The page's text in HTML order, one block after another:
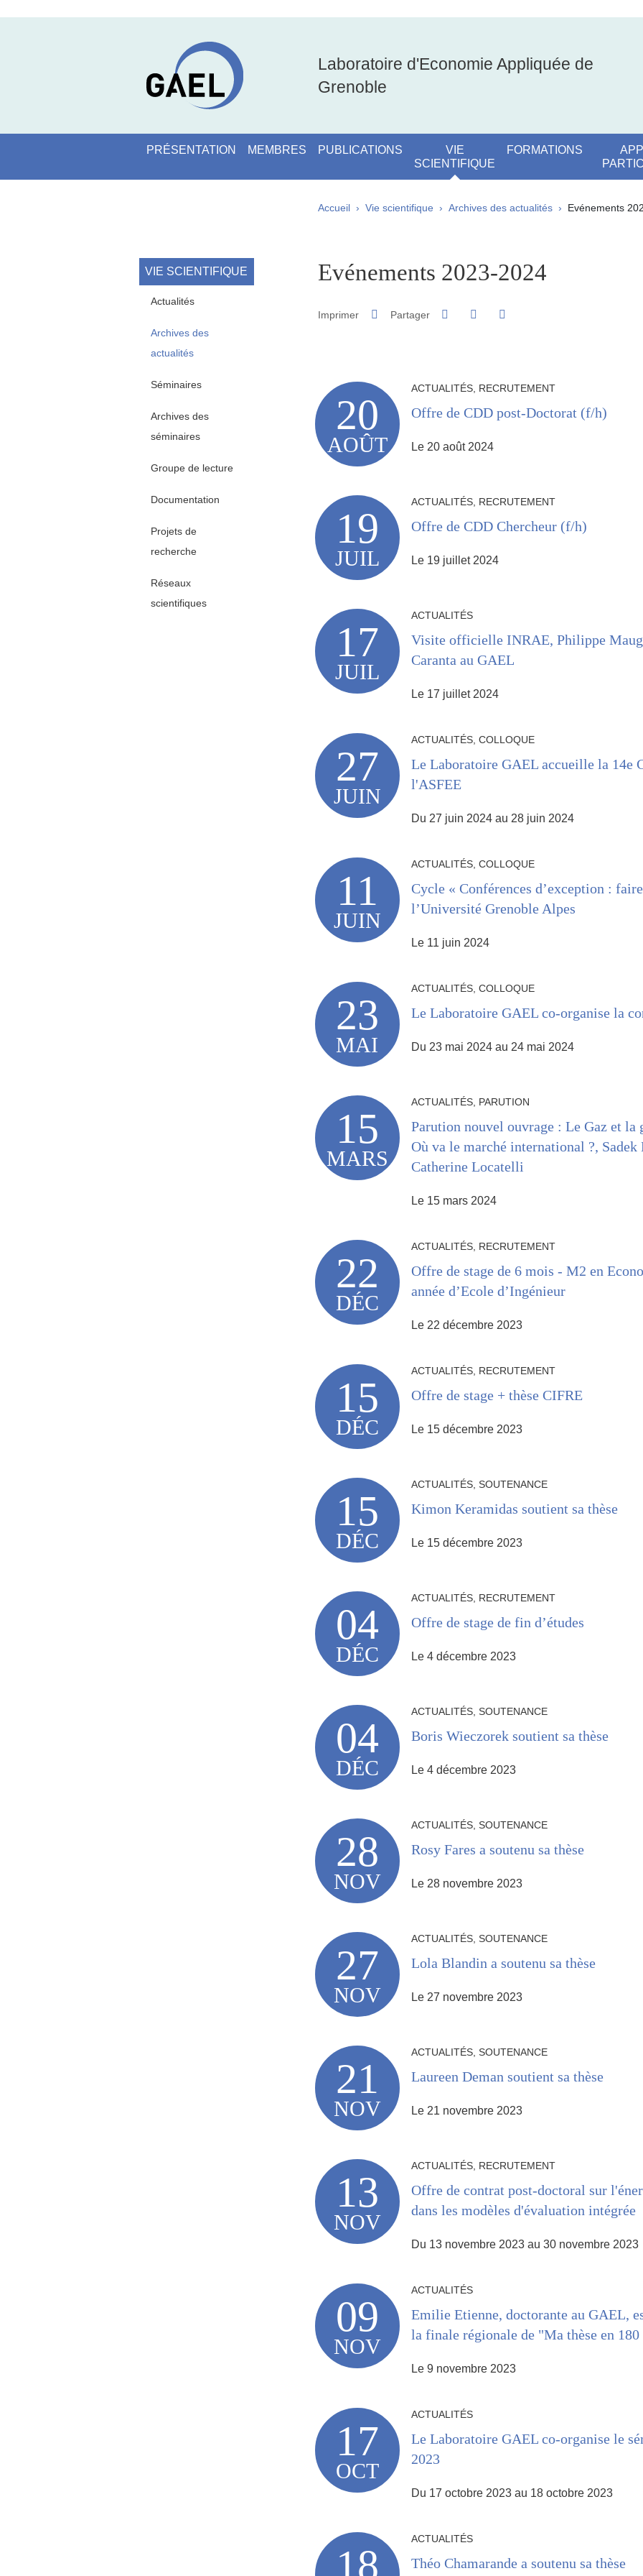
Laboratoire d'Economie Appliquée de
Grenoble
Navigation principale
PRÉSENTATION MEMBRES PUBLICATIONS
VIE
SCIENTIFIQUE
FORMATIONS
Fil d'Ariane
Accueil Vie scientifique Archives des actualités Evénements
Navigation principale Sidebar
VIE SCIENTIFIQUE
Actualités
Archives des
actualités
Séminaires
Archives des
séminaires
Groupe de lecture
Documentation
Projets de
recherche
Réseaux
scientifiques
Evénements 2023-2024
Imprimer Partager Partager sur Facebook
Partager sur LinkedIn
20
AOÛT
ACTUALITÉS, RECRUTEMENT
Offre de CDD post-Doctorat (f/h)
Le 20 août 2024
19
JUIL
ACTUALITÉS, RECRUTEMENT
Offre de CDD Chercheur (f/h)
Le 19 juillet 2024
17
JUIL
ACTUALITÉS
Visite officielle INRAE, Philippe
Caranta au GAEL
Le 17 juillet 2024
27
JUIN
ACTUALITÉS, COLLOQUE
Le Laboratoire GAEL accueille la 14e
l'ASFEE
Du 27 juin 2024 au 28 juin 2024
11
JUIN
ACTUALITÉS, COLLOQUE
Cycle « Conférences d’exception :
l’Université Grenoble Alpes
Le 11 juin 2024
23
MAI
ACTUALITÉS, COLLOQUE
Le Laboratoire GAEL co-organise la
Du 23 mai 2024 au 24 mai 2024
15
MARS
ACTUALITÉS, PARUTION
Parution nouvel ouvrage : Le Gaz et la
Où va le marché international ?, Sadek
Catherine Locatelli
Le 15 mars 2024
22
DÉC
ACTUALITÉS, RECRUTEMENT
Offre de stage de 6 mois - M2 en
année d’Ecole d’Ingénieur
Le 22 décembre 2023
15
DÉC
ACTUALITÉS, RECRUTEMENT
Offre de stage + thèse CIFRE
Le 15 décembre 2023
15
DÉC
ACTUALITÉS, SOUTENANCE
Kimon Keramidas soutient sa thèse
Le 15 décembre 2023
04
DÉC
ACTUALITÉS, RECRUTEMENT
Offre de stage de fin d’études
Le 4 décembre 2023
04
DÉC
ACTUALITÉS, SOUTENANCE
Boris Wieczorek soutient sa thèse
Le 4 décembre 2023
28
NOV
ACTUALITÉS, SOUTENANCE
Rosy Fares a soutenu sa thèse
Le 28 novembre 2023
27
NOV
ACTUALITÉS, SOUTENANCE
Lola Blandin a soutenu sa thèse
Le 27 novembre 2023
21
NOV
ACTUALITÉS, SOUTENANCE
Laureen Deman soutient sa thèse
Le 21 novembre 2023
13
NOV
ACTUALITÉS, RECRUTEMENT
Offre de contrat post-doctoral sur
dans les modèles d'évaluation intégrée
Du 13 novembre 2023 au 30 novembre 2023
09
NOV
ACTUALITÉS
Emilie Etienne, doctorante au GAEL,
la finale régionale de "Ma thèse en 180
Le 9 novembre 2023
17
OCT
ACTUALITÉS
Le Laboratoire GAEL co-organise le
2023
Du 17 octobre 2023 au 18 octobre 2023
18
ACTUALITÉS
Théo Chamarande a soutenu sa thèse